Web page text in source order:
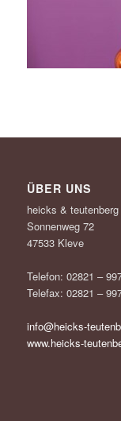
ÜBER UNS
heicks &
Sonnenweg 72
47533 Kleve
Telefon: 02821 –
Telefax: 02821 –
info@heicks-
www.heicks-